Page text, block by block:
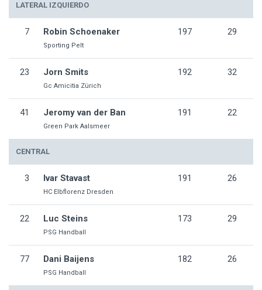
LATERAL IZQUIERDO
7 Robin Schoenaker
Sporting Pelt
197 29
23 Jorn Smits
Gc Amicitia Zürich
192 32
41 Jeromy van der Ban
Green Park Aalsmeer
191 22
CENTRAL
3 Ivar Stavast
HC Elbflorenz Dresden
191 26
22 Luc Steins
PSG Handball
173 29
77 Dani Baijens
PSG Handball
182 26